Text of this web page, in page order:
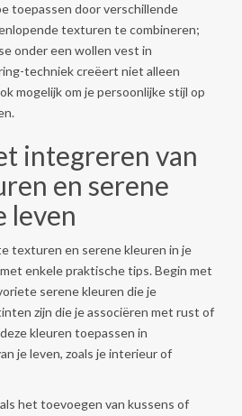
toepassen door verschillende
texturen te combineren;
onder een wollen vest in
techniek creëert niet alleen
mogelijk om je persoonlijke stijl op
integreren van
en serene
leven
texturen en serene kleuren in je
enkele praktische tips. Begin met
serene kleuren die je
zijn die je associëren met rust of
kleuren toepassen in
je leven, zoals je interieur of
het toevoegen van kussens of